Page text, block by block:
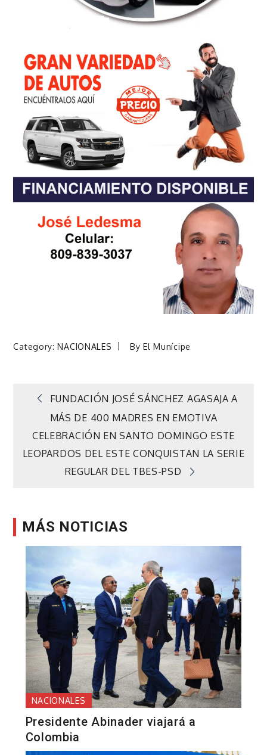
Category:NACIONALES ByEl Munícipe
Navegación
de
entradas
FUNDACIÓN JOSÉ SÁNCHEZ AGASAJA A
MÁS DE 400 MADRES EN EMOTIVA
CELEBRACIÓN EN SANTO DOMINGO ESTE
LEOPARDOS DEL ESTE CONQUISTAN LA SERIE
REGULAR DEL TBES-PSD
MÁS NOTICIAS
NACIONALES
Presidente Abinader viajará a
Colombia